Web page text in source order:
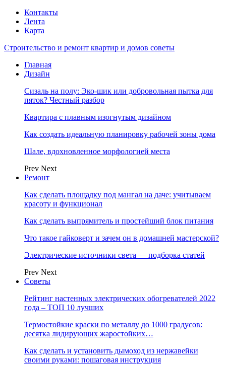
Контакты
Лента
Карта
Строительство и ремонт квартир и домов советы
Главная
Дизайн
Сизаль на полу: Эко-шик или добровольная пытка для
пяток? Честный разбор
Квартира с плавным изогнутым дизайном
Как создать идеальную планировку рабочей зоны дома
Шале, вдохновленное морфологией места
Prev Next
Ремонт
Как сделать площадку под мангал на даче: учитываем
красоту и функционал
Как сделать выпрямитель и простейший блок питания
Что такое гайковерт и зачем он в домашней мастерской?
Электрические источники света — подборка статей
Prev Next
Советы
Рейтинг настенных электрических обогревателей 2022
года – ТОП 10 лучших
Термостойкие краски по металлу до 1000 градусов:
десятка лидирующих жаростойких…
Как сделать и установить дымоход из нержавейки
своими руками: пошаговая инструкция